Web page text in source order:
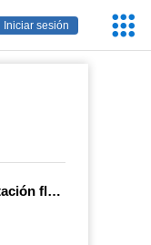
Iniciar sesión
"Coheté": ¡Levitación flamígera!